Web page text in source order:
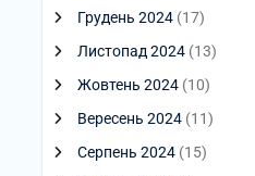
Грудень 2024 (17)
Листопад 2024 (13)
Жовтень 2024 (10)
Вересень 2024 (11)
Серпень 2024 (15)